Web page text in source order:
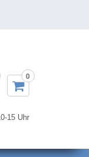
0
15 Uhr